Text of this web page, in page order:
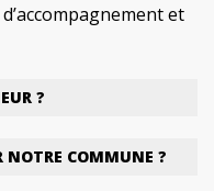
et
?
possibilité qu'un
NOTRE COMMUNE ?